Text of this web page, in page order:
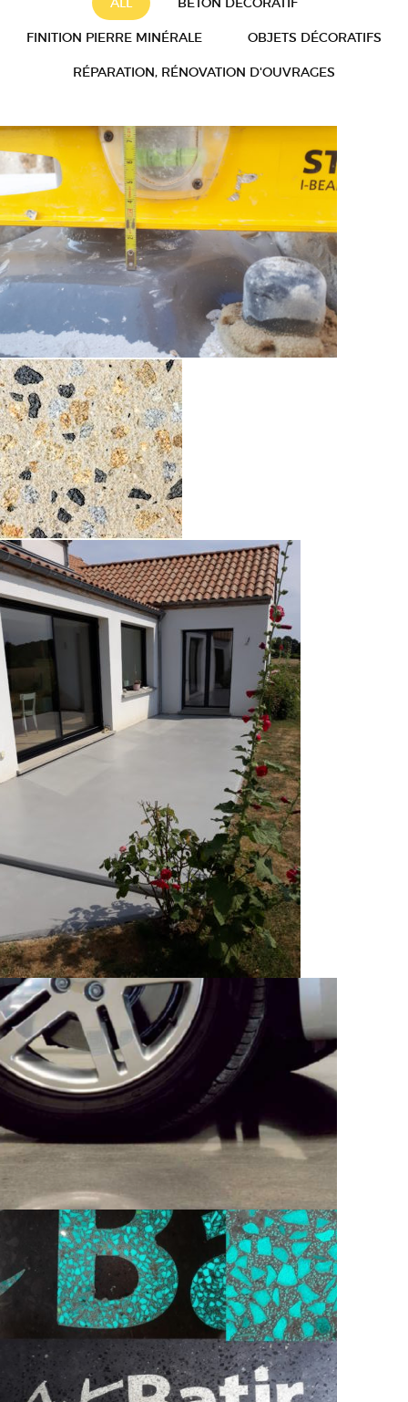
FINITION PIERRE MINÉRALE OBJETS DÉCORATIFS
RÉPARATION, RÉNOVATION D'OUVRAGES
Création objets décoratifs sur
mesure
Bétons finition pierre minérale
Bétons décoratifs
Rénovation, réparation d’ouvrage
Création objets décoratifs sur
mesure